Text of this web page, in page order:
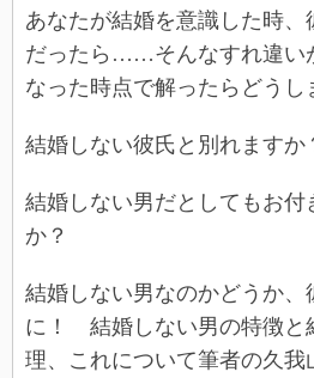
あなたが結婚を意識した時、
だったら……そんなすれ違い
なった時点で解ったらどう
結婚しない彼氏と別れます
結婚しない男だとしてもお付
か？
結婚しない男なのかどうか、
に！ 結婚しない男の特徴と
理、これについて筆者の久我